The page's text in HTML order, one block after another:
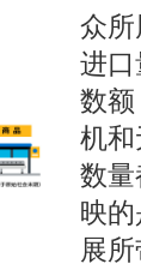
众
进
数
机
数
映
展